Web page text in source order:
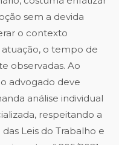
sem a devida
o contexto
o tempo de
observadas. Ao
advogado deve
análise individual
respeitando a
Leis do Trabalho e